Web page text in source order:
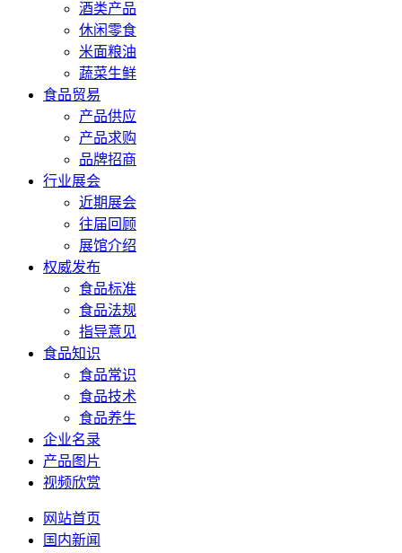
酒类产品
休闲零食
米面粮油
蔬菜生鲜
食品贸易
产品供应
产品求购
品牌招商
行业展会
近期展会
往届回顾
展馆介绍
权威发布
食品标准
食品法规
指导意见
食品知识
食品常识
食品技术
食品养生
企业名录
产品图片
视频欣赏
网站首页
国内新闻